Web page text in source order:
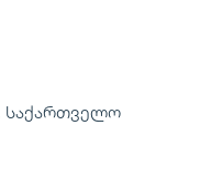
საქართველო